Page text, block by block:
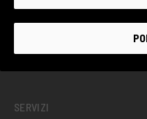
SERVIZI